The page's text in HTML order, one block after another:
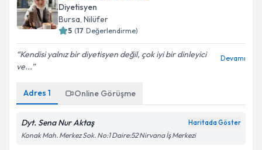
Diyetisyen
Bursa, Nilüfer
5 (17 Değerlendirme)
Kendisi yalnız bir diyetisyen değil, çok iyi bir dinleyici
ve...
Devamı
Adres 1 Online Görüşme
Dyt. Sena Nur Aktaş Haritada Göster
Konak Mah. Merkez Sok. No:1 Daire:52 Nirvana İş Merkezi